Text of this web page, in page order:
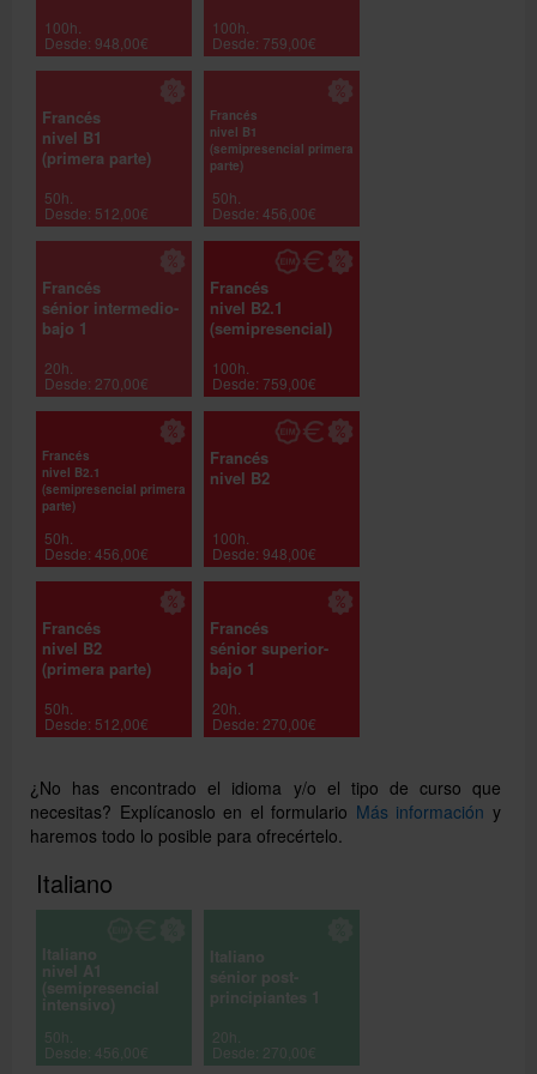
100h.
Desde: 948,00€
100h.
Desde: 759,00€
Francés
nivel B1
(primera parte)
50h.
Desde: 512,00€
Francés
nivel B1
(semipresencial primera
parte)
50h.
Desde: 456,00€
Francés
sénior intermedio-
bajo 1
20h.
Desde: 270,00€
Francés
nivel B2.1
(semipresencial)
100h.
Desde: 759,00€
Francés
nivel B2.1
(semipresencial primera
parte)
50h.
Desde: 456,00€
Francés
nivel B2
100h.
Desde: 948,00€
Francés
nivel B2
(primera parte)
50h.
Desde: 512,00€
Francés
sénior superior-
bajo 1
20h.
Desde: 270,00€
¿No has encontrado el idioma y/o el tipo de curso que
necesitas? Explícanoslo en el formulario Más información y
haremos todo lo posible para ofrecértelo.
Italiano
Italiano
nivel A1
(semipresencial
intensivo)
50h.
Desde: 456,00€
Italiano
sénior post-
principiantes 1
20h.
Desde: 270,00€